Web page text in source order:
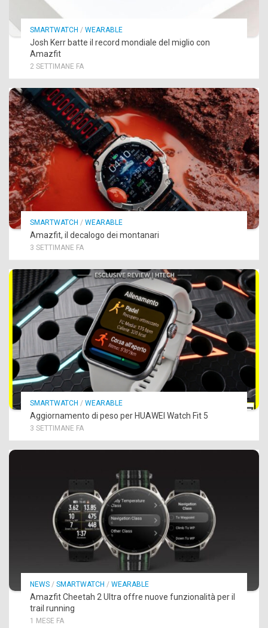
SMARTWATCH / WEARABLE
Josh Kerr batte il record mondiale del miglio con
Amazfit
2 SETTIMANE FA
SMARTWATCH / WEARABLE
Amazfit, il decalogo dei montanari
3 SETTIMANE FA
SMARTWATCH / WEARABLE
Aggiornamento di peso per HUAWEI Watch Fit 5
3 SETTIMANE FA
NEWS / SMARTWATCH / WEARABLE
Amazfit Cheetah 2 Ultra offre nuove funzionalità per il
trail running
1 MESE FA